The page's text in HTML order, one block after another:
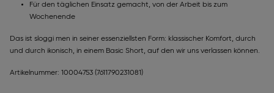
Für den täglichen Einsatz gemacht, von der Arbeit bis zum
Wochenende
Das ist sloggi men in seiner essenziellsten Form: klassischer Komfort, durch
und durch ikonisch, in einem Basic Short, auf den wir uns verlassen können.
Artikelnummer: 10004753 (7611790231081)